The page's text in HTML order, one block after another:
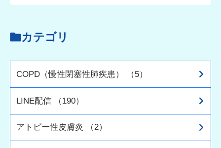
カテゴリ
COPD（慢性閉塞性肺疾患） （5）
LINE配信 （190）
アトピー性皮膚炎 （2）